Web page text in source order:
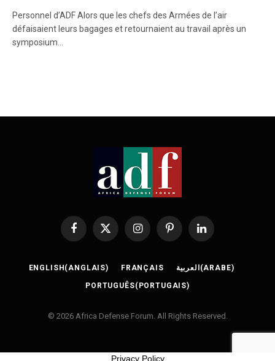
Personnel d’ADF Alors que les chefs des Armées de l’air
défaisaient leurs bagages et retournaient au travail après un
symposium…
Facebook
X
InstagramPinterestLinkedIn
ENGLISH (ANGLAIS) FRANÇAIS العربية (ARABE)
PORTUGUÊS( PORTUGAIS)
© 2026 Africa Defense Forum. All Rights Reserved.
Privacy Policy